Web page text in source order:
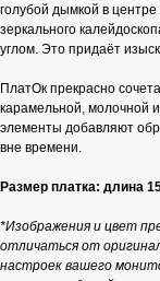
голубой дымкой в
зеркального
углом. Это придаёт
ПлатОк прекрасно
карамельной, молочной
элементы добавляют
вне времени.
Размер платка: длина
*Изображения и цвет
отличаться от
настроек вашего